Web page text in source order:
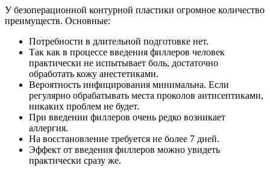
У безоперационной контурной пластики огромное количество
преимуществ. Основные:
Потребности в длительной подготовке нет.
Так как в процессе введения филлеров человек
практически не испытывает боль, достаточно
обработать кожу анестетиками.
Вероятность инфицирования минимальна. Если
регулярно обрабатывать места проколов антисептиками,
никаких проблем не будет.
При введении филлеров очень редко возникает
аллергия.
На восстановление требуется не более 7 дней.
Эффект от введения филлеров можно увидеть
практически сразу же.